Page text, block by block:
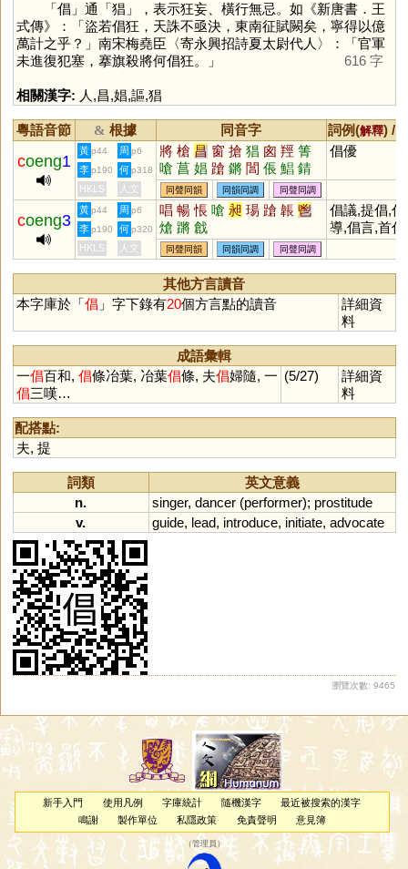
「倡 」通「猖 」，表示狂妄、橫行無忌。如《新唐書．王
式傳》：「盜若倡狂，天誅不亟決，東南征賦闕矣，寧得以億
萬計之乎？」南宋梅堯臣〈寄永興招詩夏太尉代人〉：「官軍
未進復犯塞，搴旗殺將何倡狂。」
616 字
相關漢字: 人,昌,娼,謳,猖
粵語音節 & 根據 同音字 詞例(解釋) /
coeng1
黃 p44 周 p6 將 槍 昌 窗 搶 猖 囪 羥 箐
嗆 菖 娼 蹌 鏘 閶 倀 鯧 錆
蹡 瑲 裮 琩 嶈 淐 闛 摐 鶬
戧 鼚 謒 錩 牄 斨 鎗
倡優
李 p190 何 p318
HKLS 人文 同聲同韻 同韻同調 同聲同調
coeng3
黃 p44 周 p6 唱 暢 悵 嗆 昶 瑒 蹌 韔 鬯
熗 蹡 戧
倡議,提倡,倡
導,倡言,首倡,
一倡百和
李 p190 何 p320
HKLS 人文 同聲同韻 同韻同調 同聲同調
其他方言讀音
本字庫於「倡 」字下錄有20個方言點的讀音
詳細資
料
成語彙輯
一倡百和, 倡條冶葉, 冶葉倡條, 夫倡婦隨, 一
倡三嘆…
(5/27)
詳細資
料
配搭點:
夫, 提
詞類
英文意義
n.
singer, dancer(performer); prostitude
v.
guide, lead, introduce, initiate, advocate
瀏覽次數: 9465
新手入門 使用凡例 字庫統計 隨機漢字
最近被搜索的漢字
鳴謝
製作單位 私隱政策 免責聲明 意見簿
（管理員 ）